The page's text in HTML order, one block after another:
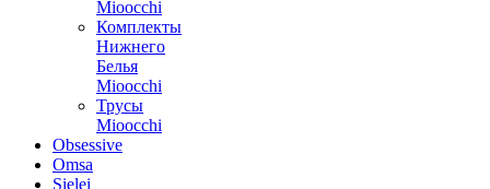
Mioocchi
Комплекты
Нижнего
Белья
Mioocchi
Трусы
Mioocchi
Obsessive
Omsa
Sielei